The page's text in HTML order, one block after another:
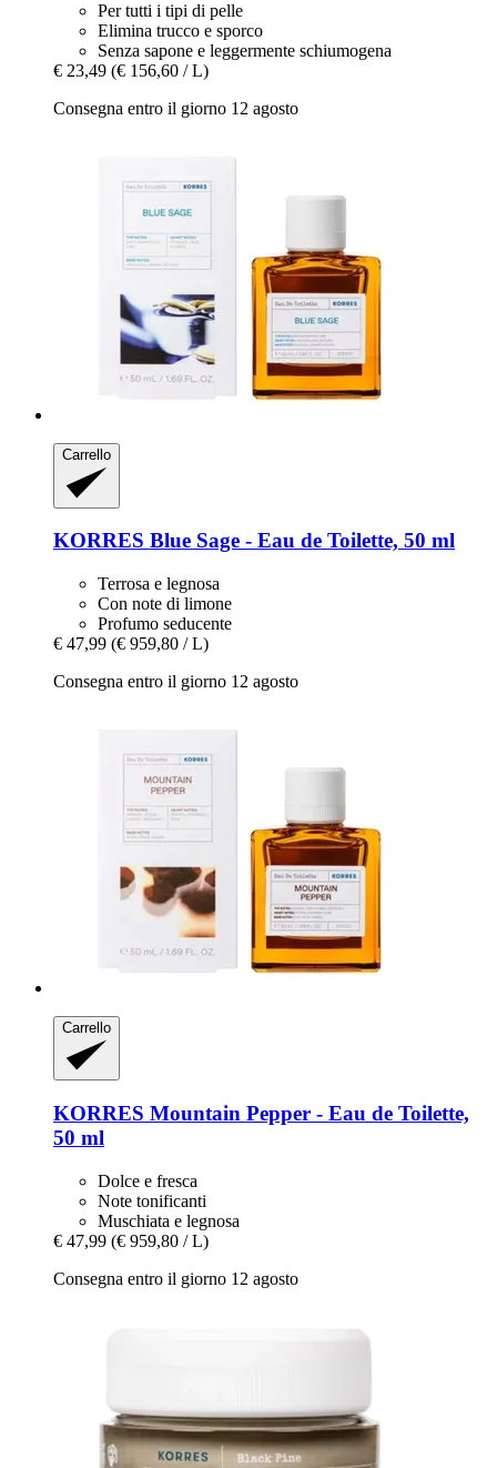
Per tutti i tipi di pelle
Elimina trucco e sporco
Senza sapone e leggermente schiumogena
€ 23,49 (€ 156,60 / L)
Consegna entro il giorno 12 agosto
Carrello
KORRES Blue Sage -​ Eau de Toilette, 50 ml
Terrosa e legnosa
Con note di limone
Profumo seducente
€ 47,99 (€ 959,80 / L)
Consegna entro il giorno 12 agosto
Carrello
KORRES Mountain Pepper -​ Eau de Toilette,
50 ml
Dolce e fresca
Note tonificanti
Muschiata e legnosa
€ 47,99 (€ 959,80 / L)
Consegna entro il giorno 12 agosto